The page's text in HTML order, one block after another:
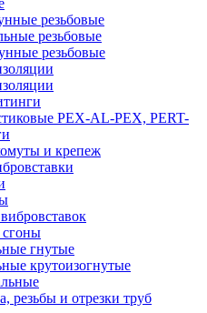
резьбовые
резьбовые
резьбовые
PEX-AL-PEX, PERT-
и крепеж
гнутые
крутоизогнутые
резьбы и отрезки труб